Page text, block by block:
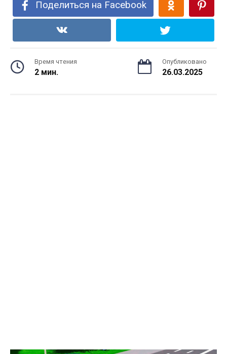
Поделиться на Facebook
Время чтения
2 мин.
Опубликовано
26.03.2025